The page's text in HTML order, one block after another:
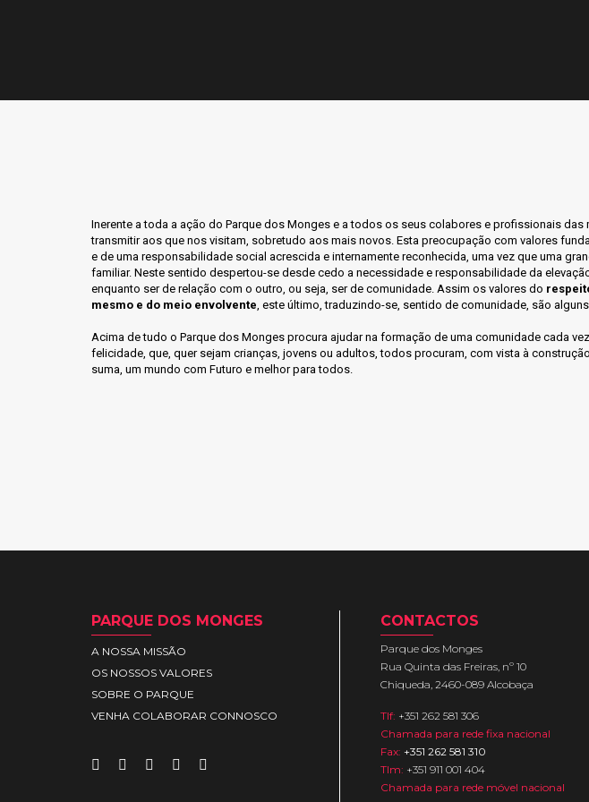
Inerente a toda a ação do Parque dos Monges e a todos os seus colabores e profissionais
transmitir aos que nos visitam, sobretudo aos mais novos. Esta preocupação com valores
e de uma responsabilidade social acrescida e internamente reconhecida, uma vez que uma
familiar. Neste sentido despertou-se desde cedo a necessidade e responsabilidade da
enquanto ser de relação com o outro, ou seja, ser de comunidade. Assim os valores do
mesmo e do meio envolvente, este último, traduzindo-se, sentido de comunidade, são
Acima de tudo o Parque dos Monges procura ajudar na formação de uma comunidade cada
felicidade, que, quer sejam crianças, jovens ou adultos, todos procuram, com vista à
suma, um mundo com Futuro e melhor para todos.
PARQUE DOS MONGES
A NOSSA MISSÃO
OS NOSSOS VALORES
SOBRE O PARQUE
VENHA COLABORAR CONNOSCO
CONTACTOS
Parque dos Monges
Rua Quinta das Freiras, nº 10
Chiqueda, 2460-089 Alcobaça
Tlf: +351 262 581 306
Chamada para rede fixa nacional
Fax: +351 262 581 310
Tlm: +351 911 001 404
Chamada para rede móvel nacional